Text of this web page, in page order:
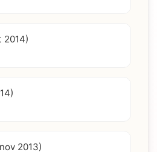
2014)
2013)